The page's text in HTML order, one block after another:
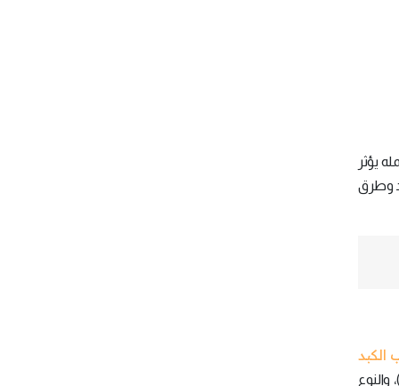
يؤثر
وطرق
الكبد